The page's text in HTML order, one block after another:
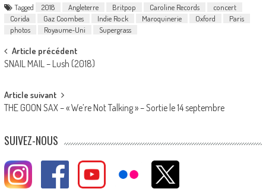
Tagged 2018 Angleterre Britpop Caroline Records
concert
Corida
Gaz Coombes Indie Rock Maroquinerie Oxford
Paris
photos
Royaume-Uni Supergrass
Post
navigation
Article précédent
SNAIL MAIL – Lush (2018)
Article suivant
THE GOON SAX – « We’re Not Talking » – Sortie le 14 septembre
SUIVEZ-NOUS